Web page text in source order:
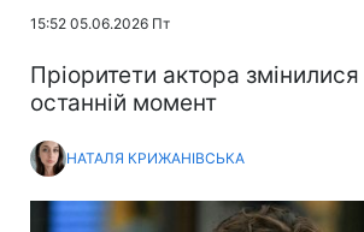
15:52 05.06.2026 Пт
Пріоритети актора
останній момент
НАТАЛЯ КРИЖАНІВСЬКА